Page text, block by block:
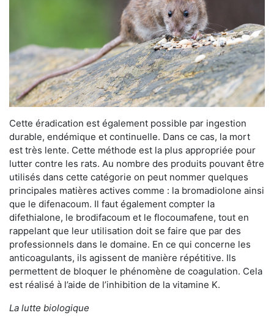
Cette éradication est également possible par ingestion
durable, endémique et continuelle. Dans ce cas, la mort
est très lente. Cette méthode est la plus appropriée pour
lutter contre les rats. Au nombre des produits pouvant être
utilisés dans cette catégorie on peut nommer quelques
principales matières actives comme : la bromadiolone ainsi
que le difenacoum. Il faut également compter la
difethialone, le brodifacoum et le flocoumafene, tout en
rappelant que leur utilisation doit se faire que par des
professionnels dans le domaine. En ce qui concerne les
anticoagulants, ils agissent de manière répétitive. Ils
permettent de bloquer le phénomène de coagulation. Cela
est réalisé à l’aide de l’inhibition de la vitamine K.
La lutte biologique